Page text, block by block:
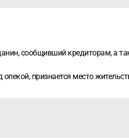
сообщивший кредиторам, а
признается место